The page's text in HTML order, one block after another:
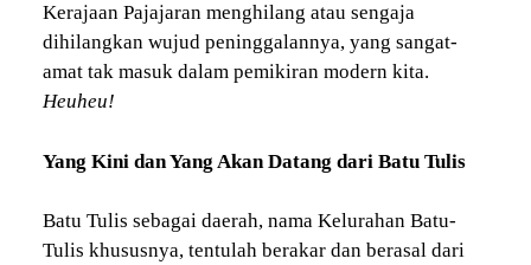
Kerajaan Pajajaran menghilang atau sengaja
dihilangkan wujud peninggalannya, yang sangat-
amat tak masuk dalam pemikiran modern kita.
Heuheu!
Yang Kini dan Yang Akan Datang dari Batu Tulis
Batu Tulis sebagai daerah, nama Kelurahan Batu-
Tulis khususnya, tentulah berakar dan berasal dari